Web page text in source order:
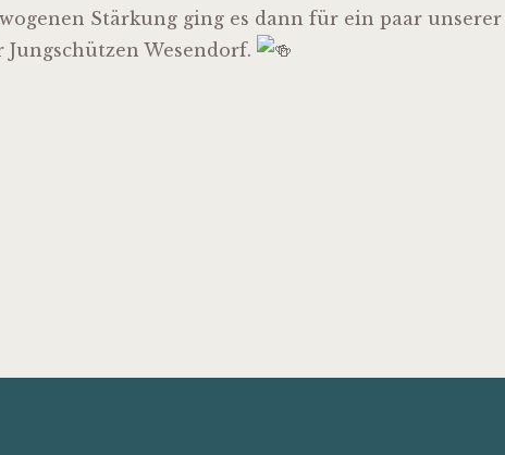
Stärkung ging es dann für ein paar
Wesendorf.